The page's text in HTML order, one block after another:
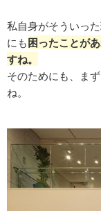
私自身がそういっ
にも困ったことが
すね。
そのためにも、ま
ね。